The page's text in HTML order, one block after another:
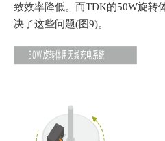
致效率降低。而TDK的50W旋转
决了这些问题(图9)。